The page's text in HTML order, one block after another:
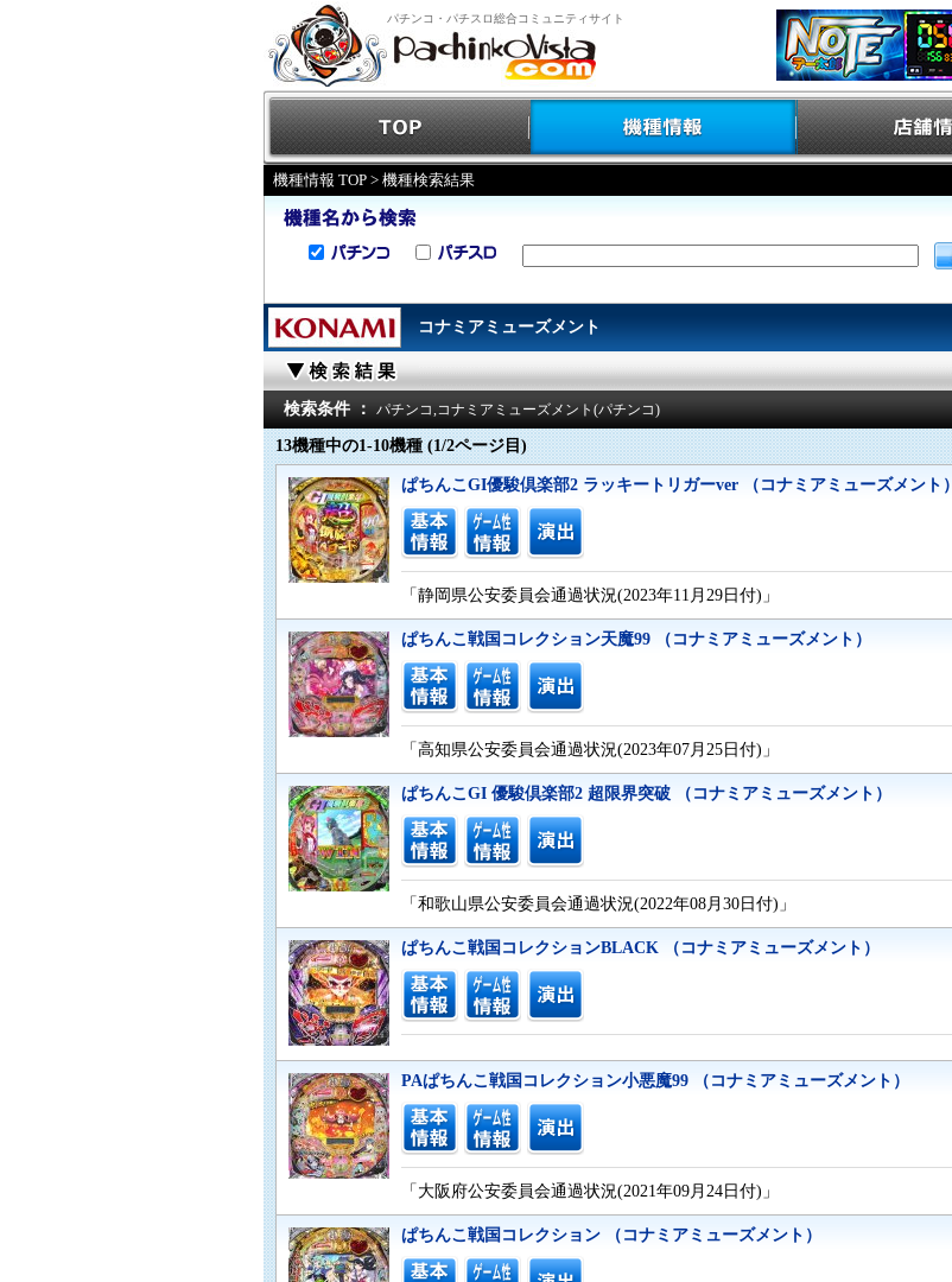
パチンコ・パチスロ総合コミュニティサイト
機種情報 TOP > 機種検索結果
コナミアミューズメント
検索条件 ： パチンコ,コナミアミューズメント(パチンコ)
13機種中の1-10機種 (1/2ページ目)
ぱちんこGI優駿倶楽部2 ラッキートリガーver （コナミアミューズメント）
「静岡県公安委員会通過状況(2023年11月29日付)」
ぱちんこ戦国コレクション天魔99 （コナミアミューズメント）
「高知県公安委員会通過状況(2023年07月25日付)」
ぱちんこGI 優駿倶楽部2 超限界突破 （コナミアミューズメント）
「和歌山県公安委員会通過状況(2022年08月30日付)」
ぱちんこ戦国コレクションBLACK （コナミアミューズメント）
PAぱちんこ戦国コレクション小悪魔99 （コナミアミューズメント）
「大阪府公安委員会通過状況(2021年09月24日付)」
ぱちんこ戦国コレクション （コナミアミューズメント）